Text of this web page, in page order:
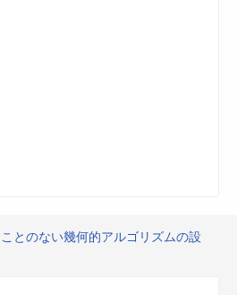
とのない幾何的アルゴリズムの設